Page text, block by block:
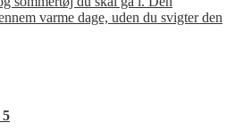
varme dage, uden du svigter den